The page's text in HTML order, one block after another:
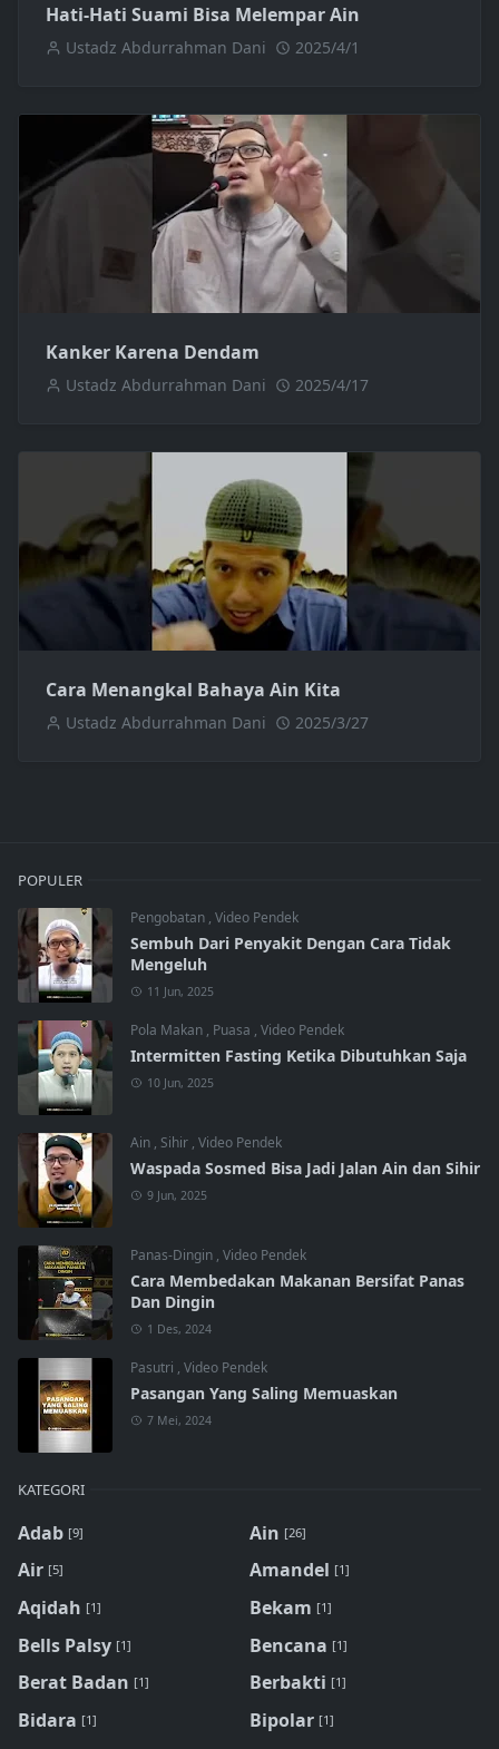
Hati-Hati Suami Bisa Melempar Ain
Ustadz Abdurrahman Dani 2025/4/1
Kanker Karena Dendam
Ustadz Abdurrahman Dani 2025/4/17
Cara Menangkal Bahaya Ain Kita
Ustadz Abdurrahman Dani 2025/3/27
POPULER
Pengobatan , Video Pendek
Sembuh Dari Penyakit Dengan Cara Tidak
Mengeluh
11 Jun, 2025
Pola Makan , Puasa , Video Pendek
Intermitten Fasting Ketika Dibutuhkan Saja
10 Jun, 2025
Ain , Sihir , Video Pendek
Waspada Sosmed Bisa Jadi Jalan Ain dan Sihir
9 Jun, 2025
Panas-Dingin , Video Pendek
Cara Membedakan Makanan Bersifat Panas
Dan Dingin
1 Des, 2024
Pasutri , Video Pendek
Pasangan Yang Saling Memuaskan
7 Mei, 2024
KATEGORI
Adab [9] Ain [26]
Air [5] Amandel [1]
Aqidah [1] Bekam [1]
Bells Palsy [1] Bencana [1]
Berat Badan [1] Berbakti [1]
Bidara [1] Bipolar [1]